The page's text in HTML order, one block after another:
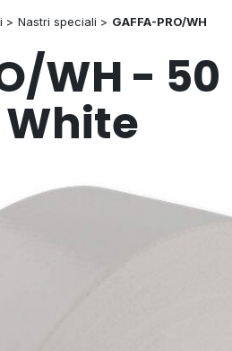
> Nastri speciali > GAFFA-PRO/WH
WH -